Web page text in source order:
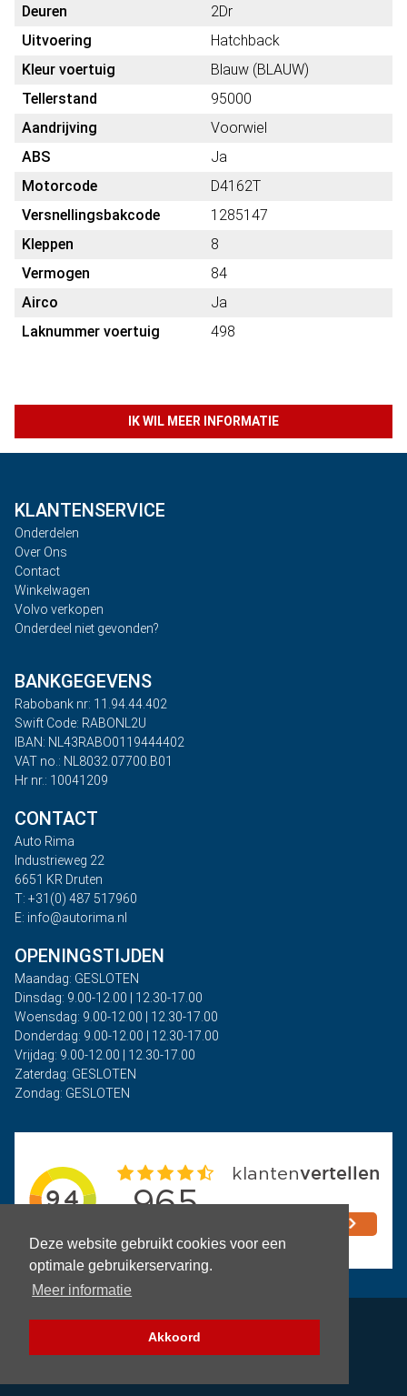
Deze website gebruikt cookies voor een
optimale gebruikerservaring.
Meer informatie
Akkoord
Deuren
2Dr
Uitvoering
Hatchback
Kleur voertuig
Blauw (BLAUW)
Tellerstand
95000
Aandrijving
Voorwiel
ABS
Ja
Motorcode
D4162T
Versnellingsbakcode
1285147
Kleppen
8
Vermogen
84
Airco
Ja
Laknummer voertuig
498
IK WIL MEER INFORMATIE
KLANTENSERVICE
Onderdelen
Over Ons
Contact
Winkelwagen
Volvo verkopen
Onderdeel niet gevonden?
BANKGEGEVENS
Rabobank nr: 11.94.44.402
Swift Code: RABONL2U
IBAN: NL43RABO0119444402
VAT no.: NL8032.07700.B01
Hr nr.: 10041209
CONTACT
Auto Rima
Industrieweg 22
6651 KR Druten
T: +31(0) 487 517960
E: info@autorima.nl
OPENINGSTIJDEN
Maandag: GESLOTEN
Dinsdag: 9.00-12.00 | 12.30-17.00
Woensdag: 9.00-12.00 | 12.30-17.00
Donderdag: 9.00-12.00 | 12.30-17.00
Vrijdag: 9.00-12.00 | 12.30-17.00
Zaterdag: GESLOTEN
Zondag: GESLOTEN
Privacy
Algemene voorwaarden